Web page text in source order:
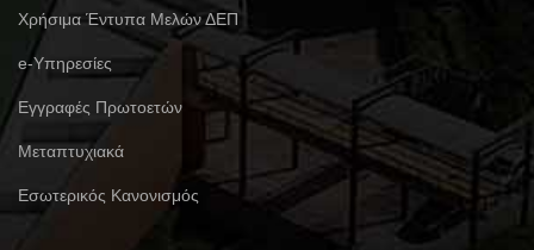
Χρήσιμα Έντυπα Μελών ΔΕΠ
e-Υπηρεσίες
Eγγραφές Πρωτοετών
Μεταπτυχιακά
Εσωτερικός Κανονισμός